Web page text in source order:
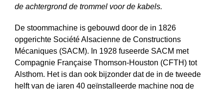
de achtergrond de trommel voor de kabels.
De stoommachine is gebouwd door de in 1826
opgerichte Société Alsacienne de Constructions
Mécaniques (SACM). In 1928 fuseerde SACM met
Compagnie Française Thomson-Houston (CFTH) tot
Alsthom. Het is dan ook bijzonder dat de in de tweede
helft van de jaren 40 geïnstalleerde machine nog de